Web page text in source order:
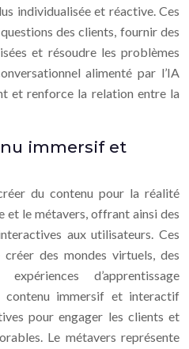
individualisée et réactive. Ces
des clients, fournir des
et résoudre les problèmes
alimenté par l’IA
et renforce la relation entre la
immersif et
du contenu pour la réalité
et le métavers, offrant ainsi des
aux utilisateurs. Ces
des mondes virtuels, des
d’apprentissage
contenu immersif et interactif
pour engager les clients et
Le métavers représente